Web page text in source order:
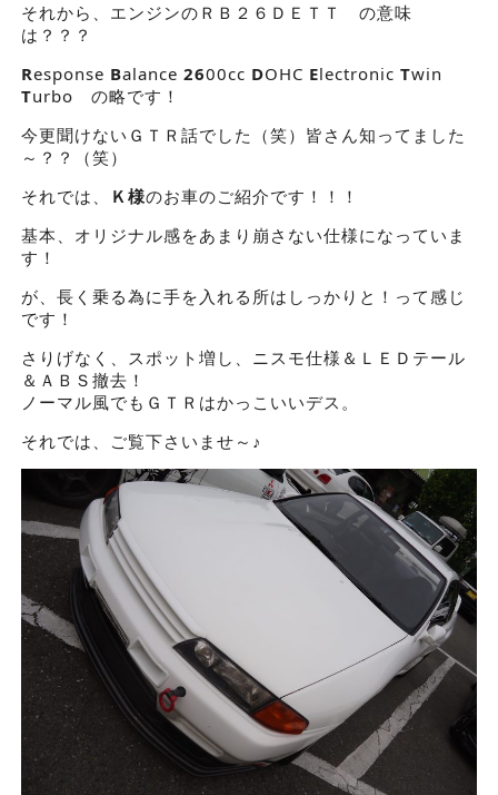
それから、エンジンのＲＢ２６ＤＥＴＴ の意味
は？？？
Response Balance 2600cc DOHC Electronic Twin
Turbo の略です！
今更聞けないＧＴＲ話でした（笑）皆さん知ってました
～？？（笑）
それでは、
Ｋ様のお車のご紹介です！！！
基本、オリジナル感をあまり崩さない仕様になっていま
す！
が、長く乗る為に手を入れる所はしっかりと！って感じ
です！
さりげなく、スポット増し、ニスモ仕様＆ＬＥＤテール
＆ＡＢＳ撤去！
ノーマル風でもＧＴＲはかっこいいデス。
それでは、ご覧下さいませ～♪